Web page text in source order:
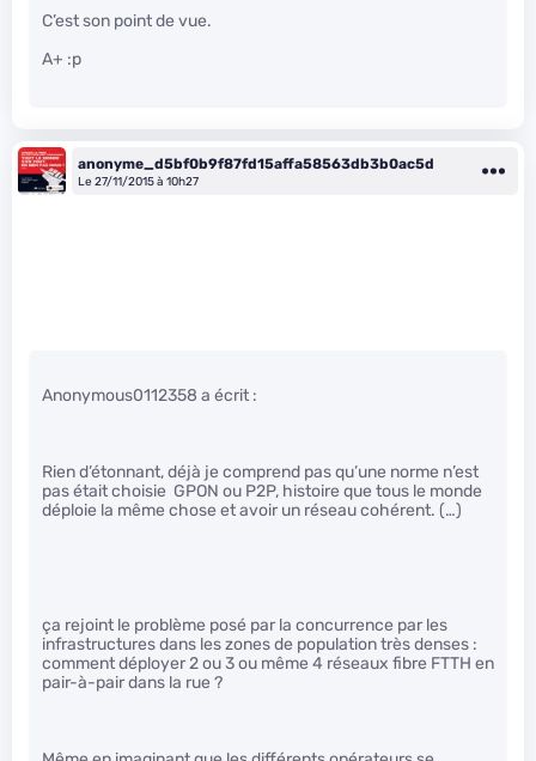
C’est son point de vue.
A+ :p
anonyme_d5bf0b9f87fd15affa58563db3b0ac5d
Le 27/11/2015 à 10h27
Anonymous0112358 a écrit :
Rien d’étonnant, déjà je comprend pas qu’une norme n’est
pas était choisie GPON ou P2P, histoire que tous le monde
déploie la même chose et avoir un réseau cohérent. (…)
ça rejoint le problème posé par la concurrence par les
infrastructures dans les zones de population très denses :
comment déployer 2 ou 3 ou même 4 réseaux fibre FTTH en
pair-à-pair dans la rue ?